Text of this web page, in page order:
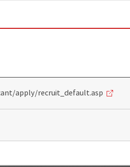
apply/recruit_default.asp